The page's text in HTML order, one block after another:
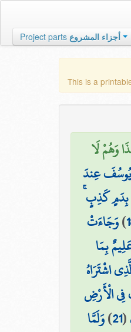
Project parts أجزاء المشروع
This is a
وَهُمْ لَا
يُوسُفَ عِندَ
بِدَمٍ كَذِبٍ
)وَجَاءَتْ
بِمَا
اشْتَرَاهُ
فِي الْأَرْضِ
(
21
)وَلَمَّا